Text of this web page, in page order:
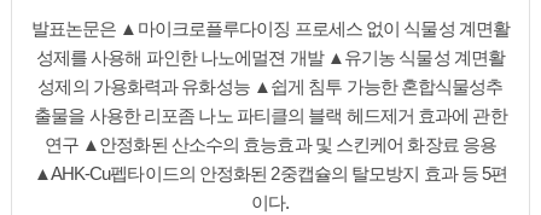
발표논문은 ▲마이크로플루다이징 프로세스 없이 식물성 계면활
성제를 사용해 파인한 나노에멀젼 개발 ▲유기농 식물성 계면활
성제의 가용화력과 유화성능 ▲쉽게 침투 가능한 혼합식물성추
출물을 사용한 리포좀 나노 파티클의 블랙 헤드제거 효과에 관한
연구 ▲안정화된 산소수의 효능효과 및 스킨케어 화장료 응용
▲AHK-Cu펩타이드의 안정화된 2중캡슐의 탈모방지 효과 등 5편
이다.